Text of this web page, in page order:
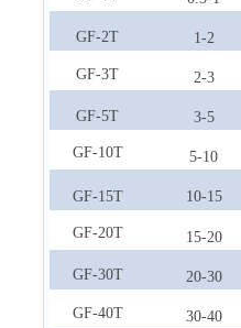
GF-2T 1-2
GF-3T 2-3
GF-5T 3-5
GF-10T 5-10
GF-15T 10-15
GF-20T 15-20
GF-30T 20-30
GF-40T 30-40